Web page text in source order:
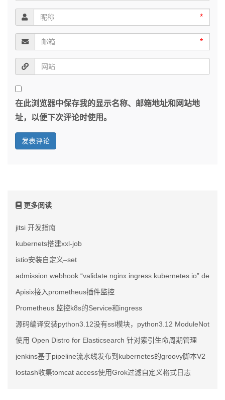
*
*
在此浏览器中保存我的显示名称、邮箱地址和网站地
址，以便下次评论时使用。
更多阅读
jitsi 开发指南
kubernets搭建xxl-job
istio安装自定义–set
admission webhook “validate.nginx.ingress.kubernetes.io”
Apisix接入prometheus插件监控
Prometheus 监控k8s的Service和ingress
源码编译安装python3.12没有ssl模块，python3.12
使用 Open Distro for Elasticsearch 针对索引生命周期管理
jenkins基于pipeline流水线发布到kubernetes的groovy脚本V2
lostash收集tomcat access使用Grok过滤自定义格式日志